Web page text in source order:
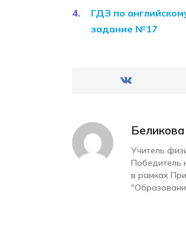
ГДЗ по
задание №17
Учитель
Победитель
в рамках